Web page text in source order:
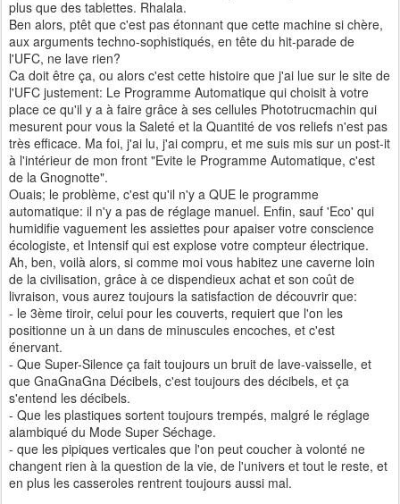
plus que des tablettes. Rhalala.
Ben alors, ptêt que c'est pas étonnant que cette machine si chère,
aux arguments techno-sophistiqués, en tête du hit-parade de
l'UFC, ne lave rien?
Ca doit être ça, ou alors c'est cette histoire que j'ai lue sur le site de
l'UFC justement: Le Programme Automatique qui choisit à votre
place ce qu'il y a à faire grâce à ses cellules Phototrucmachin qui
mesurent pour vous la Saleté et la Quantité de vos reliefs n'est pas
très efficace. Ma foi, j'ai lu, j'ai compru, et me suis mis sur un post-it
à l'intérieur de mon front "Evite le Programme Automatique, c'est
de la Gnognotte".
Ouais; le problème, c'est qu'il n'y a QUE le programme
automatique: il n'y a pas de réglage manuel. Enfin, sauf 'Eco' qui
humidifie vaguement les assiettes pour apaiser votre conscience
écologiste, et Intensif qui est explose votre compteur électrique.
Ah, ben, voilà alors, si comme moi vous habitez une caverne loin
de la civilisation, grâce à ce dispendieux achat et son coût de
livraison, vous aurez toujours la satisfaction de découvrir que:
- le 3ème tiroir, celui pour les couverts, requiert que l'on les
positionne un à un dans de minuscules encoches, et c'est
énervant.
- Que Super-Silence ça fait toujours un bruit de lave-vaisselle, et
que GnaGnaGna Décibels, c'est toujours des décibels, et ça
s'entend les décibels.
- Que les plastiques sortent toujours trempés, malgré le réglage
alambiqué du Mode Super Séchage.
- que les pipiques verticales que l'on peut coucher à volonté ne
changent rien à la question de la vie, de l'univers et tout le reste, et
en plus les casseroles rentrent toujours aussi mal.